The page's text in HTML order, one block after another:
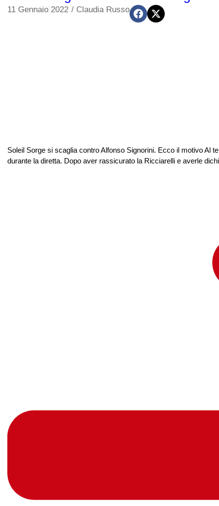
11 Gennaio 2022 / Claudia Russo
Soleil Sorge si scaglia contro Alfonso Signorini. Ecco il motivo Al
durante la diretta. Dopo aver rassicurato la Ricciarelli e averle